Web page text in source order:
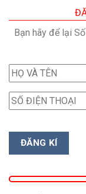
Bạn hãy để lại